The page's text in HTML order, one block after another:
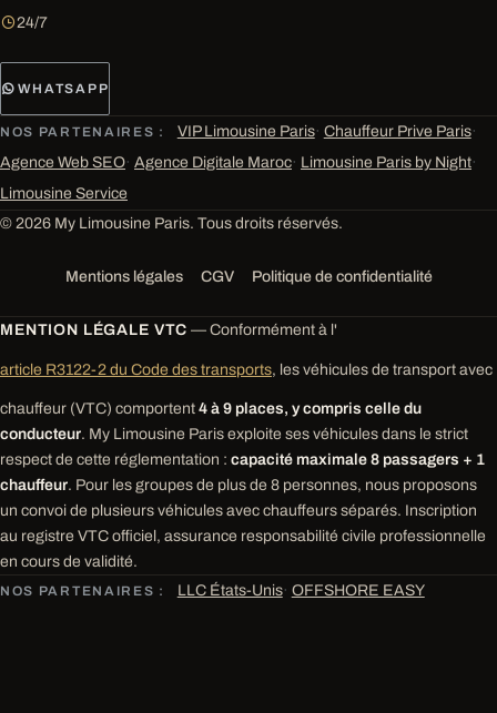
24/7
WHATSAPP
NOS PARTENAIRES : VIP Limousine Paris· Chauffeur Prive Paris·
Agence Web SEO· Agence Digitale Maroc· Limousine Paris by Night·
Limousine Service
© 2026 My Limousine Paris. Tous droits réservés.
Mentions légales CGV Politique de confidentialité
MENTION LÉGALE VTC — Conformément à l'
article R3122-2 du Code des transports, les véhicules de transport avec
chauffeur (VTC) comportent 4 à 9 places, y compris celle du
conducteur. My Limousine Paris exploite ses véhicules dans le strict
respect de cette réglementation : capacité maximale 8 passagers + 1
chauffeur. Pour les groupes de plus de 8 personnes, nous proposons
un convoi de plusieurs véhicules avec chauffeurs séparés. Inscription
au registre VTC officiel, assurance responsabilité civile professionnelle
en cours de validité.
NOS PARTENAIRES : LLC États-Unis· OFFSHORE EASY